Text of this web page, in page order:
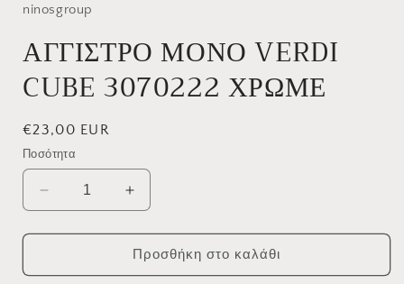
στο
βοηθητικό
ninosgroup
ΑΓΓΙΣΤΡΟ ΜΟΝΟ VERDI
CUBE 3070222 ΧΡΩΜΕ
Κανονική
τιμή
€23,00 EUR
Ποσότητα
Μείωση
ποσότητας
για
ΜΟΝΟ
Αύξηση
ποσότητας
για
ΑΓΓΙΣΤΡΟ
ΜΟΝΟ
Προσθήκη στο καλάθι